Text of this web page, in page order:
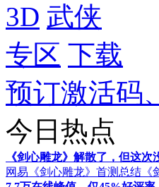
3D 武侠
专区 下载
预订激活码
今日热点
《剑心雕龙》解散了，但这次
网易《剑心雕龙》首测总结